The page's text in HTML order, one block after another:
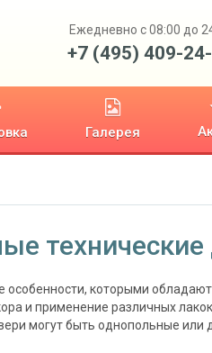
Ежедневно с 08:00 до
+7 (495) 409-
Галерея
особенности, которыми
и применение различных
могут быть однопольные или